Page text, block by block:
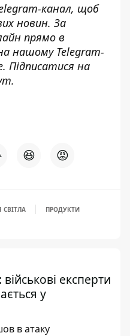
канал, щоб
новин. За
прямо в
нашому Telegram-
. Підписатися на
.
😆 😡
ПРОДУКТИ
експерти
у
в атаку